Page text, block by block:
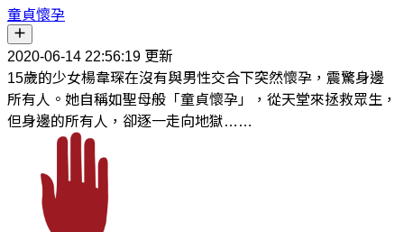
童貞懷孕
2020-06-14 22:56:19 更新
15歲的少女楊韋琛在沒有與男性交合下突然懷孕，震驚身邊
所有人。她自稱如聖母般「童貞懷孕」，從天堂來拯救眾生，
但身邊的所有人，卻逐一走向地獄……